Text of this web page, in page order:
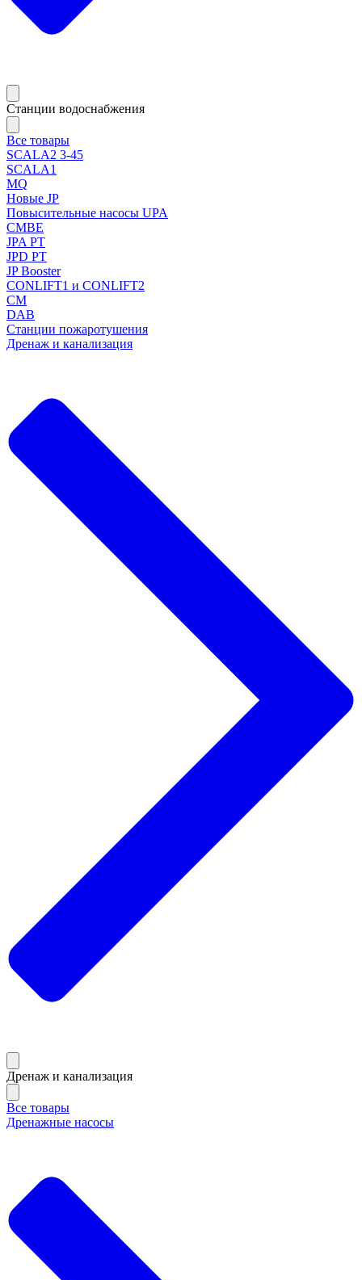
Станции водоснабжения
Все товары
SCALA2 3-45
SCALA1
MQ
Новые JP
Повысительные насосы UPA
CMBE
JPA PT
JPD PT
JP Booster
CONLIFT1 и CONLIFT2
CM
DAB
Станции пожаротушения
Дренаж и канализация
Дренаж и канализация
Все товары
Дренажные насосы